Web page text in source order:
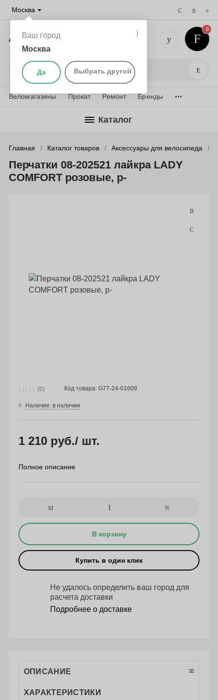
Москва
Ваш город
Москва
Да Выбрать другой Поиск
+7 (495)
0
Веломагазины Прокат Ремонт Бренды ...
Каталог
Главная Каталог товаров Аксессуары для велосипеда
Перчатки 08-202521 лайкра LADY
COMFORT розовые, р-
(0) Код товара: G77-24-01609
Наличие: в наличии
1 210 руб./ шт.
Полное описание
В корзину
Купить в один клик
Не удалось определить ваш город для
расчета доставки
Подробнее о доставке
ОПИСАНИЕ
ХАРАКТЕРИСТИКИ